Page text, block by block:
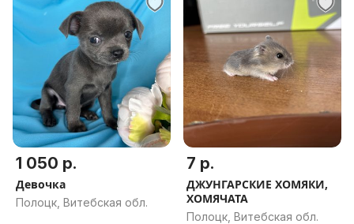
1 050 р.
Девочка
Полоцк, Витебская обл.
7 р.
ДЖУНГАРСКИЕ ХОМЯКИ,
ХОМЯЧАТА
Полоцк, Витебская обл.